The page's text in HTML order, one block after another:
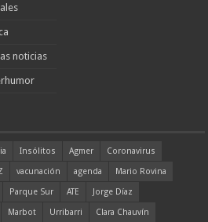
noticias
Insólitos Agmer
Coronavirus
vacunación agenda
Mario Rovina
Parque Sur ATE
Jorge Díaz
Marbot Urribarri
Clara Chauvín